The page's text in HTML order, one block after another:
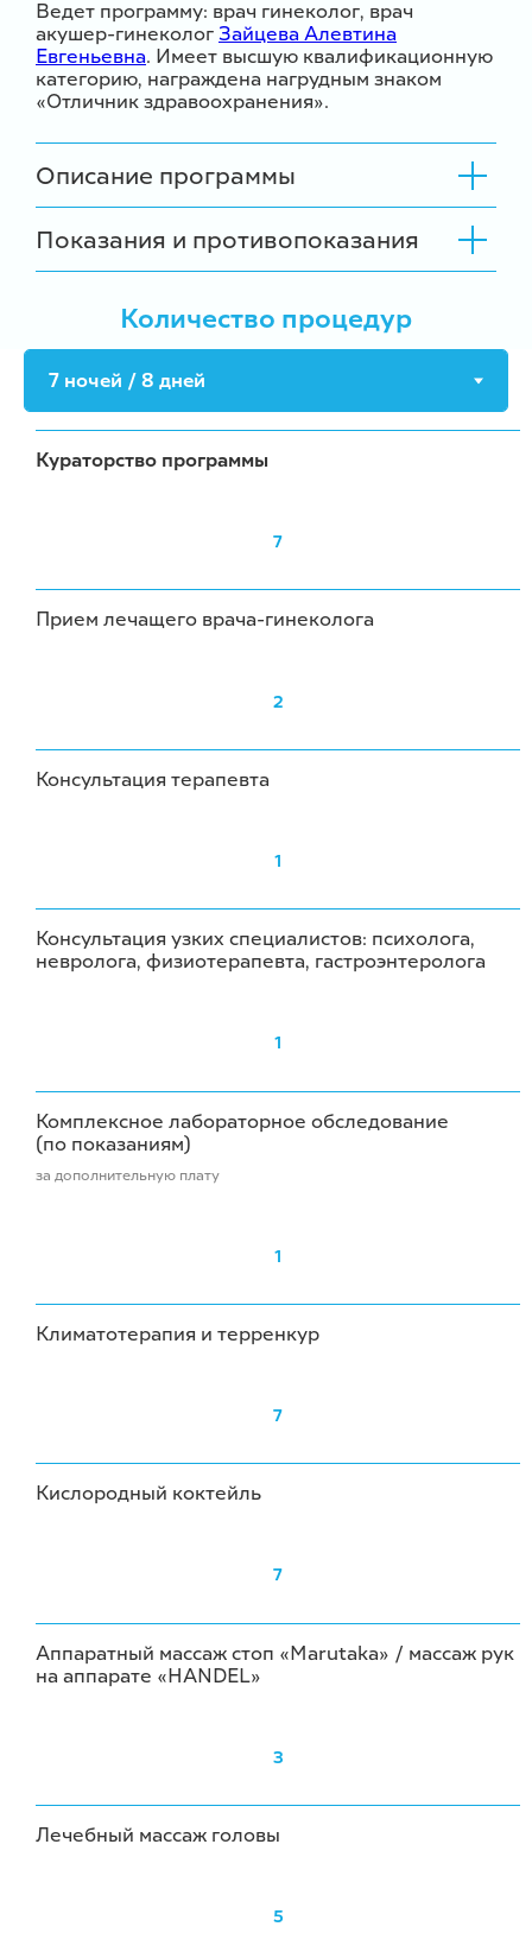
Ведет программу: врач гинеколог, врач
акушер-гинеколог Зайцева Алевтина
Евгеньевна. Имеет высшую квалификационную
категорию, награждена нагрудным знаком
«Отличник здравоохранения».
Описание программы
Показания и противопоказания
Количество процедур
Кураторство программы
7
Прием лечащего врача-гинеколога
2
Консультация терапевта
1
Консультация узких специалистов: психолога,
невролога, физиотерапевта, гастроэнтеролога
1
Комплексное лабораторное обследование
(по показаниям)
за дополнительную плату
1
Климатотерапия и терренкур
7
Кислородный коктейль
7
Аппаратный массаж стоп «Marutaka» / массаж рук
на аппарате «HANDEL»
3
Лечебный массаж головы
5